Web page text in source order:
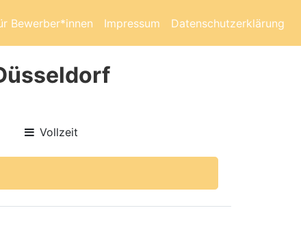
Bewerber*innen Impressum Datenschutzerklärung
Vollzeit